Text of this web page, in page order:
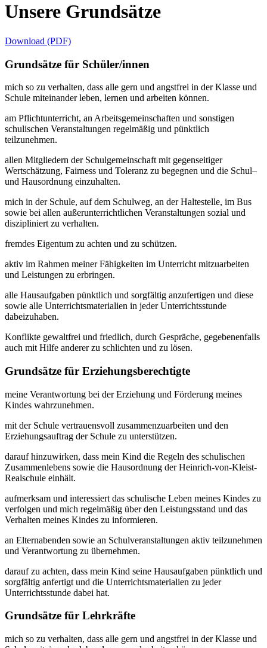
Unsere Grundsätze
Download (PDF)
Grundsätze für Schüler/innen
mich so zu verhalten, dass alle gern und angstfrei in der Klasse und
Schule miteinander leben, lernen und arbeiten können.
am Pflichtunterricht, an Arbeitsgemeinschaften und sonstigen
schulischen Veranstaltungen regelmäßig und pünktlich
teilzunehmen.
allen Mitgliedern der Schulgemeinschaft mit gegenseitiger
Wertschätzung, Fairness und Toleranz zu begegnen und die Schul–
und Hausordnung einzuhalten.
mich in der Schule, auf dem Schulweg, an der Haltestelle, im Bus
sowie bei allen außerunterrichtlichen Veranstaltungen sozial und
diszipliniert zu verhalten.
fremdes Eigentum zu achten und zu schützen.
aktiv im Rahmen meiner Fähigkeiten im Unterricht mitzuarbeiten
und Leistungen zu erbringen.
alle Hausaufgaben pünktlich und sorgfältig anzufertigen und diese
sowie alle Unterrichtsmaterialien in jeder Unterrichtsstunde
dabeizuhaben.
Konflikte gewaltfrei und friedlich, durch Gespräche, gegebenenfalls
auch mit Hilfe anderer zu schlichten und zu lösen.
Grundsätze für Erziehungsberechtigte
meine Verantwortung bei der Erziehung und Förderung meines
Kindes wahrzunehmen.
mit der Schule vertrauensvoll zusammenzuarbeiten und den
Erziehungsauftrag der Schule zu unterstützen.
darauf hinzuwirken, dass mein Kind die Regeln des schulischen
Zusammenlebens sowie die Hausordnung der Heinrich-von-Kleist-
Realschule einhält.
aufmerksam und interessiert das schulische Leben meines Kindes zu
verfolgen und mich regelmäßig über den Leistungsstand und das
Verhalten meines Kindes zu informieren.
an Elternabenden sowie an Schulveranstaltungen aktiv teilzunehmen
und Verantwortung zu übernehmen.
darauf zu achten, dass mein Kind seine Hausaufgaben pünktlich und
sorgfältig anfertigt und die Unterrichtsmaterialien zu jeder
Unterrichtsstunde dabei hat.
Grundsätze für Lehrkräfte
mich so zu verhalten, dass alle gern und angstfrei in der Klasse und